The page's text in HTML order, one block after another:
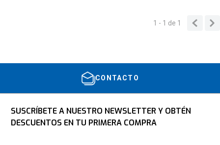
Escribe un comentario
1 - 1 de 1
CONTACTO
SUSCRÍBETE A NUESTRO NEWSLETTER Y OBTÉN
DESCUENTOS EN TU PRIMERA COMPRA